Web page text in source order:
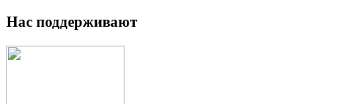
Нас поддерживают